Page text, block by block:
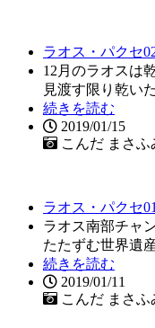
ラオス・パクセ
12月のラオスは
見渡す限り乾い
続きを読む
2019/01/15
こんだ まさふ
ラオス・パクセ
ラオス南部チャ
たたずむ世界遺
続きを読む
2019/01/11
こんだ まさふ